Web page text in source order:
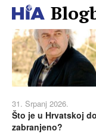
31. Srpanj 2026.
Što je u Hrvatskoj
zabranjeno?